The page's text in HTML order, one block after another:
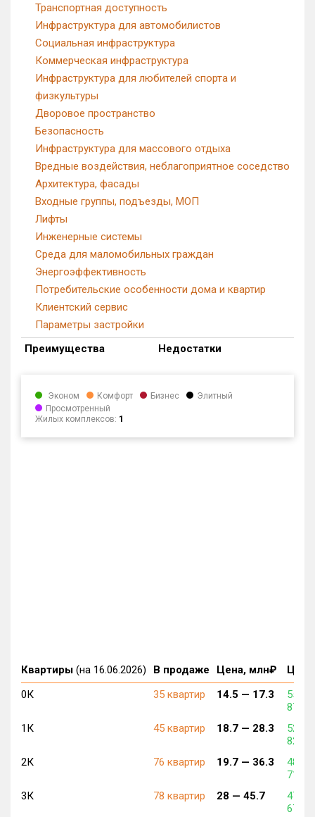
Транспортная доступность
Инфраструктура для автомобилистов
Социальная инфраструктура
Коммерческая инфраструктура
Инфраструктура для любителей спорта и
физкультуры
Дворовое пространство
Безопасность
Инфраструктура для массового отдыха
Вредные воздействия, неблагоприятное соседство
Архитектура, фасады
Входные группы, подъезды, МОП
Лифты
Инженерные системы
Среда для маломобильных граждан
Энергоэффективность
Потребительские особенности дома и квартир
Клиентский сервис
Параметры застройки
Преимущества
Недостатки
Эконом Комфорт Бизнес
Элитный
Просмотренный
Жилых комплексов: 1
Квартиры (на 16.06.2026) В продаже Цена, млн₽
0К
35 квартир 14.5 — 17.3
554
876
1К
45 квартир 18.7 — 28.3
524
820
2К
76 квартир 19.7 — 36.3
489
715
3К
78 квартир 28 — 45.7
478
678